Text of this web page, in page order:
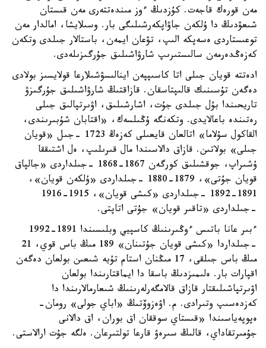
مەن قورەك قاجەت. كۇزدىڭ ءوز مىندەتتەرى مەن قىستان
شىعۋدىڭ دا ۇلكەن جاۋاپكەرشىلىگى بار. وسىلايشا، امالدار مەن
توعىستاردى ەسەپكە الىپ، تۋعان ايمەن، باستالار جىلدى وتكەن
كەزەڭدەرمەن سالىستىرىپ شارۋاشىلىق جۇرگىزىلەدى.
ادەتتە قويان جىلى اتا كاسىپپەن اينالىسۋشىلارعا قولايسىز بولادى
دەگەن تۇسىنىك قالىپتاسقان. قازاقتىڭ شارۋاشىلىق جۇرگىزۋ
تاريحىندا بۇل جىلدى جۇت، اشارشىلىق، اۋىرتپالىق جىلى
رەتىندە باعالايدى. وتكەنگە ۇڭىلسەك، «اقتابان شۇبىرىندى،
القاكول سۇلاما» اتالعان قايعىلى كەزەڭ 1723 -جىل «قويان
جىلى» بولاتىن. قازاق دالاسىندا مال قىرىلىپ، ەل اشتىققا
ۇشىراپ، جوقشىلىق كورگەن 1867-1868 -جىلداردى «جالپاق
قويان جۇتى»، 1879-1880 -جىلداردى «ۇلكەن قويان»،
1891-1892 -جىلداردى «كىشى قويان»، 1915-1916
-جىلداردى «تاقىر قويان» جۇتى اتاپتى.
ءبىر عانا باتىس ءوڭىرىنىڭ كاسپيي وبلىسىندا 1891-1992
-جىلداردا «كىشى قويان جۇتىنان» 189 مىڭ باس قوي، 21
مىڭ باس جىلقى، 17 مىڭنان استام تۇيە شىعىن بولعان دەگەن
اقپارات بار. ەلىمىزدىڭ باسقا دا ايماقتارىندا بولعان
اۋىرتپاشىلىقتار قازاق قالامگەرلەرىنىڭ شىعارمالارىندا دا
كەزدەسىپ وتىرادى. م. اۋەزوۆتىڭ «اباي جولى» رومان-
ەپوپەياسىندا «قىستاي سوققان اق بوران، اق دالانى
جۇمىرتقاداي، قالىڭ سىرەۋ قارعا تولتىرعان. ەلگە جۇت ارالاستى.